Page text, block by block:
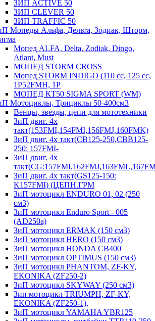
ЗИП ACTIVE 50
ЗИП CLEVER 50
ЗИП TRAFFIC 50
Мопеды Альфа, Дельта, Зодиак, Шторм,
Мопед ALFA, Delta, Zodiak, Dingo,
Atlant, Must
МОПЕД STORM CROSS
Мопед STORM INDIGO (110 сс, 125 cc,
1P52FMH, 1P
МОПЕД КТ50 SIGMA SPORT (WM)
Мотоциклы, Трициклы 50-400см3
Венцы, звезды, цепи для мототехники
ЗиП двиг. 4х
такт(153FMI,154FMI,156FMJ,160FMK)
ЗиП двиг. 4х такт(CB125-250,CBB125-
250: 157FMI-
ЗиП двиг. 4х
ЗиП двиг. 4х такт(GS125-150:
K157FMI) (ЦЕПН.ГРМ
ЗиП мотоцикл ENDURO 01, 02 (250
см3)
ЗиП мотоцикл Enduro Sport - 005
(AD250a)
ЗиП мотоцикл ERMAK (150 см3)
ЗиП мотоцикл HERO (150 см3)
ЗиП мотоцикл HONDA CB400
ЗиП мотоцикл OPTIMUS (150 см3)
ЗиП мотоцикл PHANTOM, ZF-KY,
EKONIKA (ZF250-2)
ЗиП мотоцикл SKYWAY (250 см3)
Зип мотоцикл TRIUMPH, ZF-KY,
EKONIKA (ZF250-1),
ЗиП мотоцикл YAMAHA YBR125